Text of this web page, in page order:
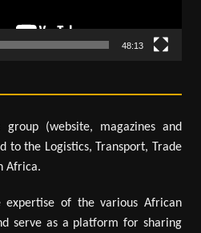
48:13
(website, magazines and
to the Logistics, Transport, Trade
Africa.
of the various African
serve as a platform for sharing